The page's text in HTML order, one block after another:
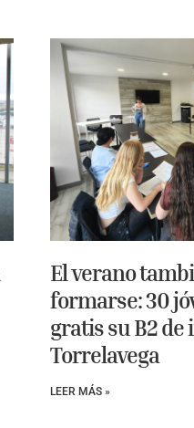
El verano
formarse: 30
gratis su B2 de
Torrelavega
LEER MÁS »